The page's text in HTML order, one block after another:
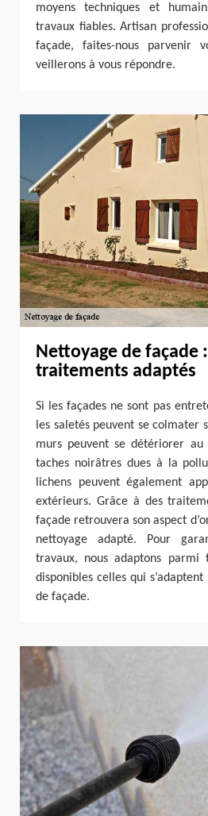
moyens techniques et
travaux fiables. Artisan
façade, faites-nous parvenir
veillerons à vous répondre.
Nettoyage de façade
traitements adaptés
Si les façades ne sont pas
les saletés peuvent se colmater
murs peuvent se détériorer au
taches noirâtres dues à la
lichens peuvent également
extérieurs. Grâce à des
façade retrouvera son aspect
nettoyage adapté. Pour
travaux, nous adaptons parmi
disponibles celles qui
de façade.